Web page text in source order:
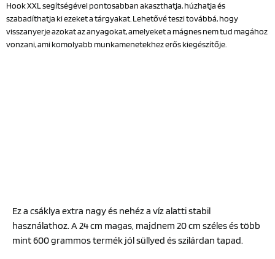
Hook XXL segítségével pontosabban akaszthatja, húzhatja és
szabadíthatja ki ezeket a tárgyakat. Lehetővé teszi továbbá, hogy
visszanyerje azokat az anyagokat, amelyeket a mágnes nem tud magához
vonzani, ami komolyabb munkamenetekhez erős kiegészítője.
Ez a csáklya extra nagy és nehéz a víz alatti stabil
használathoz. A 24 cm magas, majdnem 20 cm széles és több
mint 600 grammos termék jól süllyed és szilárdan tapad.